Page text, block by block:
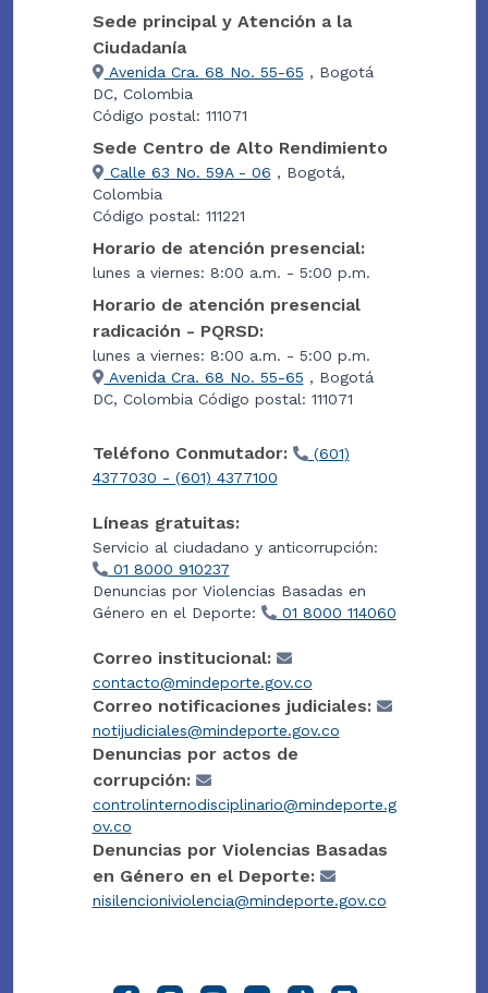
Sede principal y Atención a la
Ciudadanía
Avenida Cra. 68 No. 55-65 , Bogotá
DC, Colombia
Código postal: 111071
Sede Centro de Alto Rendimiento
Calle 63 No. 59A - 06 , Bogotá,
Colombia
Código postal: 111221
Horario de atención presencial:
lunes a viernes: 8:00 a.m. - 5:00 p.m.
Horario de atención presencial
radicación - PQRSD:
lunes a viernes: 8:00 a.m. - 5:00 p.m.
Avenida Cra. 68 No. 55-65 , Bogotá
DC, Colombia Código postal: 111071
Teléfono Conmutador:
(601)
4377030 - (601) 4377100
Líneas gratuitas:
Servicio al ciudadano y anticorrupción:
01 8000 910237
Denuncias por Violencias Basadas en
Género en el Deporte:
01 8000 114060
Correo institucional:
contacto@mindeporte.gov.co
Correo notificaciones judiciales:
notijudiciales@mindeporte.gov.co
Denuncias por actos de
corrupción:
controlinternodisciplinario@mindeporte.g
ov.co
Denuncias por Violencias Basadas
en Género en el Deporte:
nisilencioniviolencia@mindeporte.gov.co